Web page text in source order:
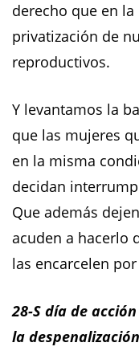
derecho que en
privatización de
reproductivos.
Y levantamos la
que las mujeres
en la misma
decidan
Que además
acuden a hacerlo
las encarcelen
28-S día de
la